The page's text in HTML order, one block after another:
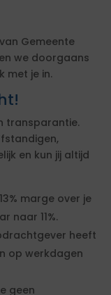
Gemeente
we doorgaans
met je in.
transparantie.
en kun jij altijd
marge over je
naar 11%.
heeft
op werkdagen
geen